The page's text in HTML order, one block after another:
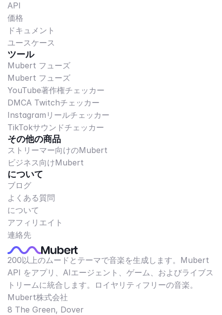
API
価格
ドキュメント
ユースケース
ツール
Mubert フューズ
Mubert フューズ
YouTube著作権チェッカー
DMCA Twitchチェッカー
Instagramリールチェッカー
TikTokサウンドチェッカー
その他の商品
ストリーマー向けのMubert
ビジネス向けMubert
について
ブログ
よくある質問
について
アフィリエイト
連絡先
200以上のムードとテーマで音楽を生成します。Mubert
API をアプリ、AIエージェント、ゲーム、およびライブス
トリームに統合します。ロイヤリティフリーの音楽。
Mubert株式会社
8 The Green, Dover